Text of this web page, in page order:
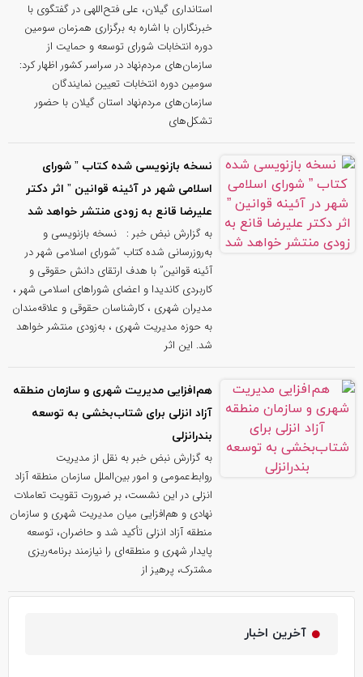
استانداری گیلان، علی فتح‌اللهی در گفتگوی با
خبرنگاران با اشاره به برگزاری همزمان سومین
دوره انتخابات شورای توسعه و حمایت از
سازمان‌های مردم‌نهاد در سراسر کشور اظهار کرد:
سومین دوره انتخابات تعیین نمایندگان
سازمان‌های مردم‌نهاد استان گیلان با حضور
تشکل‌های
نسخه بازنویسی‌ شده کتاب ” شورای
اسلامی شهر در آئینه قوانین ” اثر دکتر
علیرضا قانع به‌ زودی منتشر خواهد شد
به گزارش نبض خبر : نسخه بازنویسی‌ و
به‌روزرسانی‌ شده کتاب “شورای اسلامی شهر در
آئینه قوانین” با هدف ارتقای دانش حقوقی و
کاربردی کاندیدا و اعضای شوراهای اسلامی شهر ،
مدیران شهری ، کارشناسان حقوقی و علاقه‌مندان
به حوزه مدیریت شهری ، به‌زودی منتشر خواهد
شد. این اثر
هم‌افزایی مدیریت شهری و سازمان منطقه
آزاد انزلی برای شتاب‌بخشی به توسعه
بندرانزلی
به گزارش نبض خبر به نقل از مدیریت
روابط‌عمومی و امور بین‌الملل سازمان منطقه آزاد
انزلی در این نشست، بر ضرورت تقویت تعاملات
نهادی و هم‌افزایی میان مدیریت شهری و سازمان
منطقه آزاد انزلی تأکید شد و حاضران، توسعه
پایدار شهری و منطقه‌ای را نیازمند برنامه‌ریزی
مشترک، پرهیز از
آخرین اخبار